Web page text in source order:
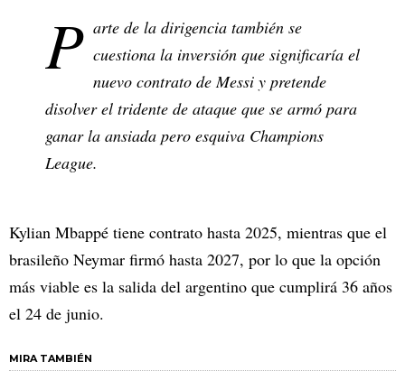
P arte de la dirigencia también se
cuestiona la inversión que significaría el
nuevo contrato de Messi y pretende
disolver el tridente de ataque que se armó para
ganar la ansiada pero esquiva Champions
League.
Kylian Mbappé tiene contrato hasta 2025, mientras que el
brasileño Neymar firmó hasta 2027, por lo que la opción
más viable es la salida del argentino que cumplirá 36 años
el 24 de junio.
MIRA TAMBIÉN